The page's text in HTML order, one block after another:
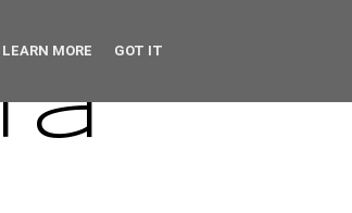
LEARN MORE GOT IT